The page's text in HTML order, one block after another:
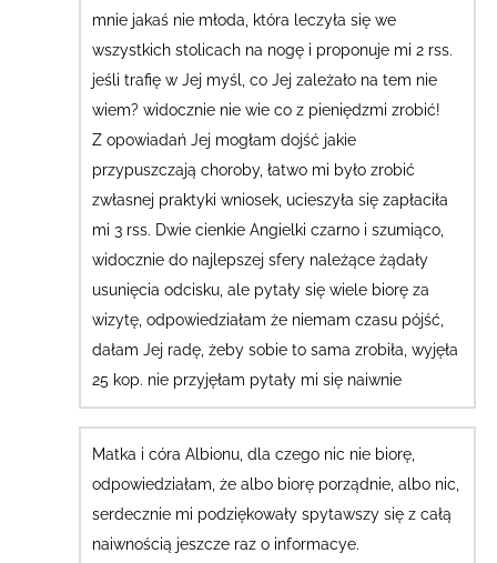
mnie jakaś nie młoda, która leczyła się we
wszystkich stolicach na nogę i proponuje mi 2 rss.
jeśli trafię w Jej myśl, co Jej zależało na tem nie
wiem? widocznie nie wie co z pieniędzmi zrobić!
Z opowiadań Jej mogłam dojść jakie
przypuszczają choroby, łatwo mi było zrobić
zwłasnej praktyki wniosek, ucieszyła się zapłaciła
mi 3 rss. Dwie cienkie Angielki czarno i szumiąco,
widocznie do najlepszej sfery należące żądały
usunięcia odcisku, ale pytały się wiele biorę za
wizytę, odpowiedziałam że niemam czasu pójść,
dałam Jej radę, żeby sobie to sama zrobiła, wyjęła
25 kop. nie przyjęłam pytały mi się naiwnie
Matka i córa Albionu, dla czego nic nie biorę,
odpowiedziałam, że albo biorę porządnie, albo nic,
serdecznie mi podziękowały spytawszy się z całą
naiwnością jeszcze raz o informacye.